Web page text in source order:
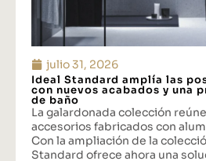
julio 31, 2026
Ideal Standard amplía las
con nuevos acabados y una
de baño
La galardonada colección
accesorios fabricados con
Con la ampliación de la
Standard ofrece ahora una